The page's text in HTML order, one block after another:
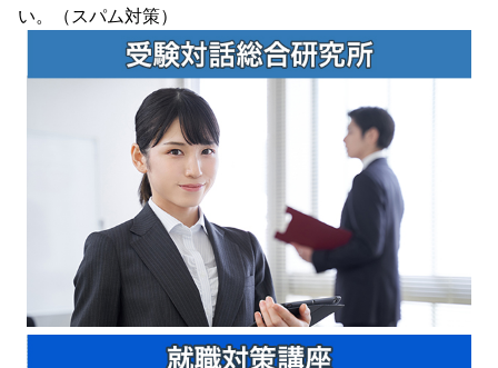
い。（スパム対策）